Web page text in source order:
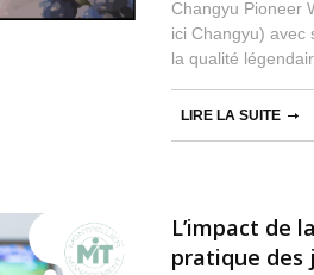
Changyu Pioneer
ici Changyu) avec
la qualité
LIRE LA SUITE
L’impact de
pratique des